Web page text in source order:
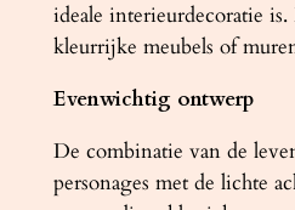
ideale interieurdecoratie
kleurrijke meubels of
Evenwichtig ontwerp
De combinatie van de
personages met de lichte